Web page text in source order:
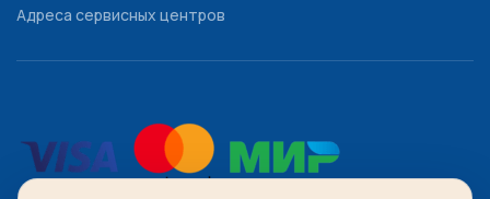
Адреса сервисных центров